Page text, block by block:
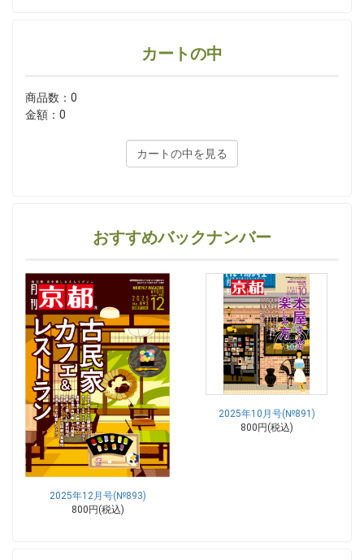
カートの中
商品数：0
金額：0
カートの中を見る
おすすめバックナンバー
2025年12月号(№893)
800円(税込)
2025年10月号(№891)
800円(税込)